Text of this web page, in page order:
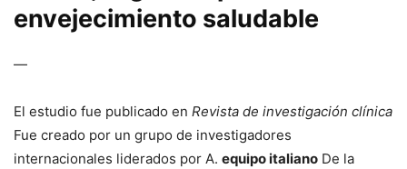
envejecimiento saludable
—
El estudio fue publicado en Revista de investigación clínica
Fue creado por un grupo de investigadores
internacionales liderados por A. equipo italiano De la